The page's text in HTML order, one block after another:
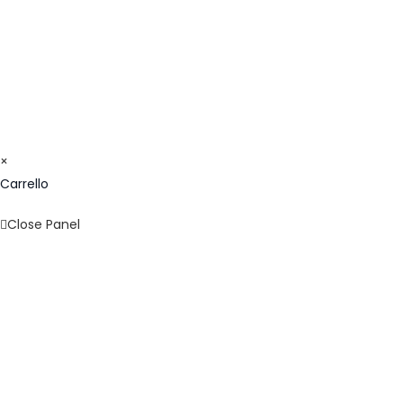
×
Carrello
Close Panel